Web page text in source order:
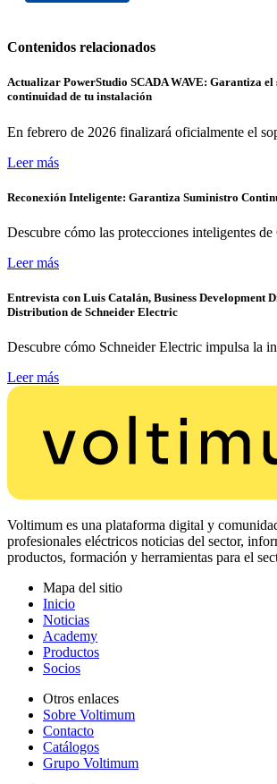
Contenidos relacionados
Actualizar PowerStudio SCADA WAVE: Garantiza el
continuidad de tu instalación
En febrero de 2026 finalizará oficialmente el
Leer más
Reconexión Inteligente: Garantiza Suministro
Descubre cómo las protecciones inteligentes
Leer más
Entrevista con Luis Catalán, Business Development
Distribution de Schneider Electric
Descubre cómo Schneider Electric impulsa la
Leer más
Voltimum es una plataforma digital y
profesionales eléctricos noticias del sector,
productos, formación y herramientas para el
Mapa del sitio
Inicio
Noticias
Academy
Productos
Socios
Otros enlaces
Sobre Voltimum
Contacto
Catálogos
Grupo Voltimum